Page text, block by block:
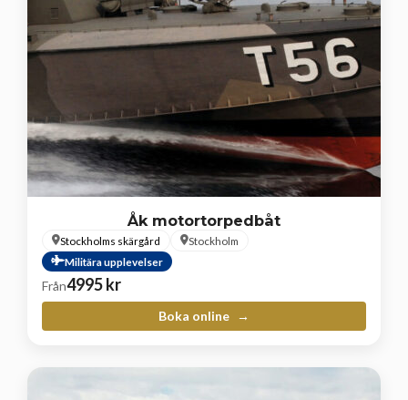
Åk motortorpedbåt
Stockholms skärgård
Stockholm
Militära upplevelser
Från4995kr
Boka online